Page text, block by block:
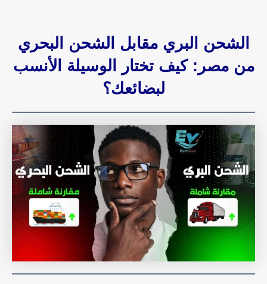
الشحن البري مقابل الشحن البحري
من مصر: كيف تختار الوسيلة الأنسب
لبضائعك؟